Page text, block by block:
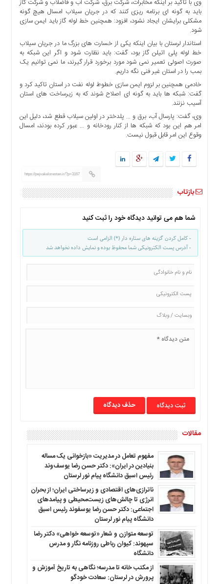
برگه
نمونه
تعرفه
درباره
رسانه
ارتباط
برگه
تعرفه
درباره
وی با تاکید بر اینکه مخابرات، شرکت برق، شرکت آب و فاضلاب و شرکت گاز
باید به گونه ای برنامه ریزی کنند که در جریان سیلاب امسال هیچ گونه
مشکلی برایشان ایجاد نشود، افزود: همچنین خط لوله گاز باید ایمن سازی
شود.
استاندار لرستان با بیان اینکه یکی از خسارت های بزرگ ما در جریان سیلاب
خط لوله پلی اتیلن گاز بود، گفت: باید نظارت شود و اگر این شبکه به
صورت اصولی تعمیر نمی شود مورد برخورد قرار گیرند، ما نمی توانیم یک
بمب را در استان غیر فنی نگه داریم.
خادمی همچنین بر لزوم ایمن سازی خطوط لوله نفت در استان تاکید کرد و
گفت: شبکه ها باید به گونه ای اصلاح شوند که به زیرساخت های استان
آسیب نزنند.
وی، گفت: پارسال آب، برق و … پلدختر در اولین سیلاب قطع شد، دلیل این
امر هم این بود که شبکه ها از کنار رودخانه و … عبور کرده بودند، امسال
وقوع این امر قابل قبول نیست.
https://pejvakelorestan.ir/?p=3167
بازتاب
شما هم می توانید دیدگاه خود را ثبت کنید
- کامل کردن گزینه های ستاره دار (*) الزامی است
- آدرس پست الکترونیکی شما محفوظ بوده و نمایش داده نخواهد شد
حذف دیدگاه
مقالات
مفهوم تعامل در مدیریت «بازخوانی یک مساله
بنیادین در ایران»: دکتر حسن رضا یوسف‌وند
رئیس اسبق دانشگاه پیام نور لرستان
ناترازی‌های اقتصادی و زیرساختی ایران؛ از بحران
انرژی تا چالش‌های زیست‌محیطی و پیامدهای
اجتماعی: دکتر حسن رضا یوسفوند رئیس اسبق
دانشگاه پیام نور لرستان
توسعه متوازن و شعار «توسعه خواهی» دکتر رضا
سپهوند: کیوان رباطی روزنامه نگار و مدرس
دانشگاه
از مکتب خانه تا مدرسه؛ نگاهی به تاریخ آموزش و
پرورش در لرستان: سعادت خودگو